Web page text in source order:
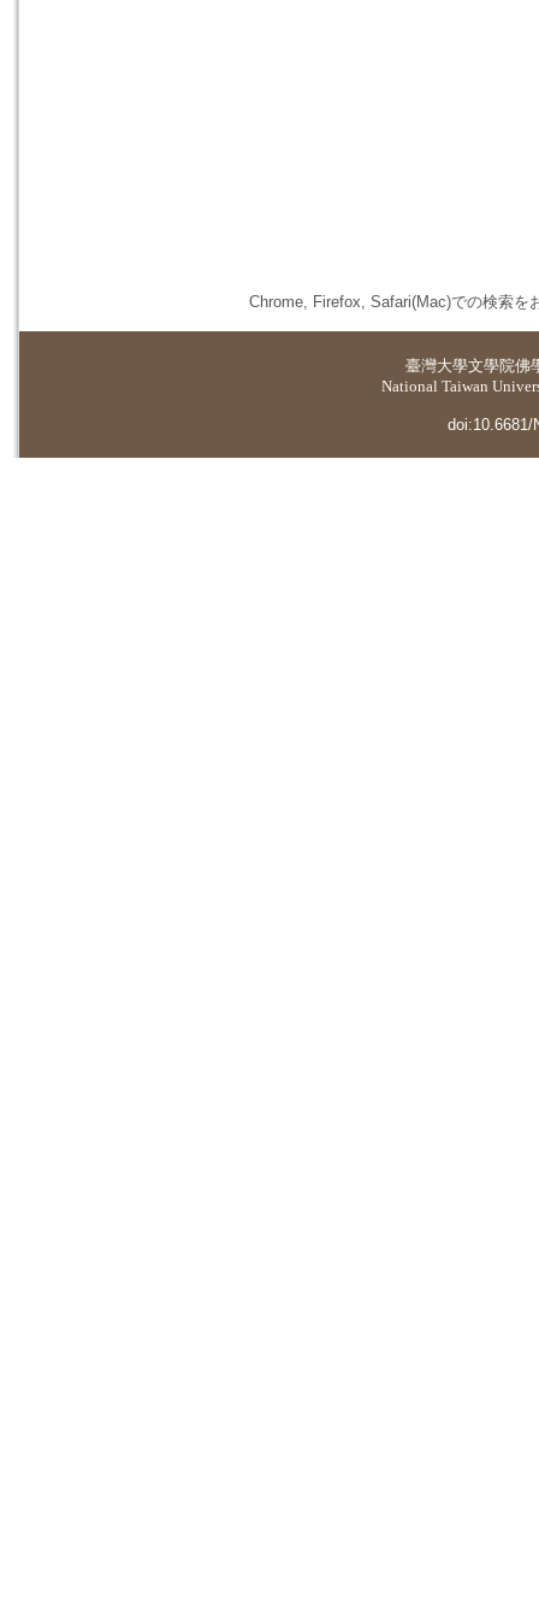
Chrome, Firefox, Safari(Mac)での検索を
臺灣大學文學院佛
National Taiwan
doi:10.6681/